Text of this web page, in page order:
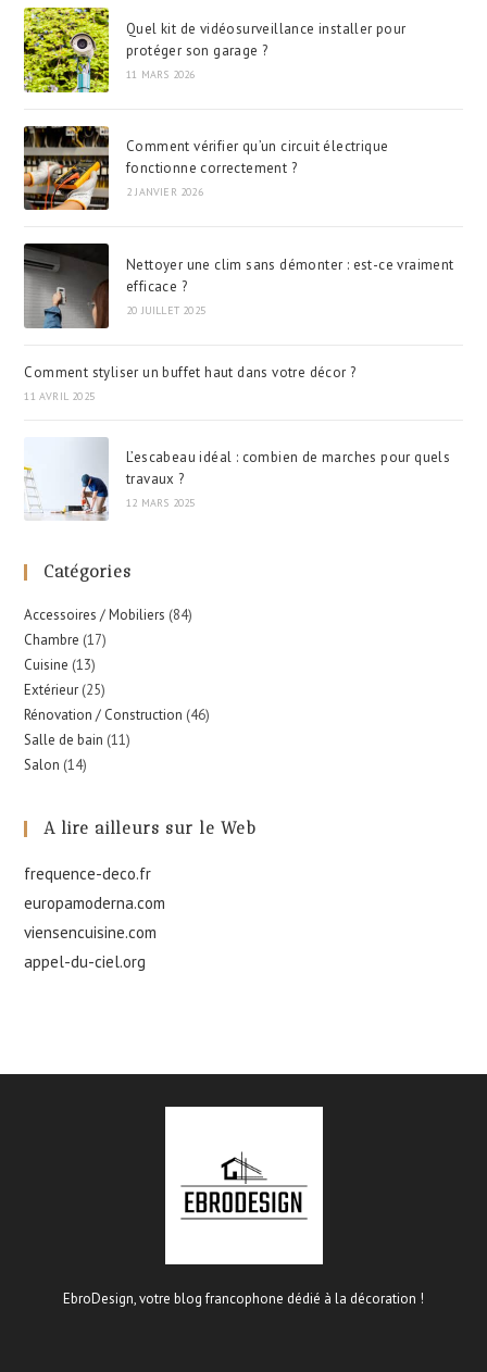
Quel kit de vidéosurveillance installer pour
protéger son garage ?
11 MARS 2026
Comment vérifier qu’un circuit électrique
fonctionne correctement ?
2 JANVIER 2026
Nettoyer une clim sans démonter : est-ce vraiment
efficace ?
20 JUILLET 2025
Comment styliser un buffet haut dans votre décor ?
11 AVRIL 2025
L’escabeau idéal : combien de marches pour quels
travaux ?
12 MARS 2025
Catégories
Accessoires / Mobiliers (84)
Chambre (17)
Cuisine (13)
Extérieur (25)
Rénovation / Construction (46)
Salle de bain (11)
Salon (14)
A lire ailleurs sur le Web
frequence-deco.fr
europamoderna.com
viensencuisine.com
appel-du-ciel.org
EbroDesign, votre blog francophone dédié à la décoration !